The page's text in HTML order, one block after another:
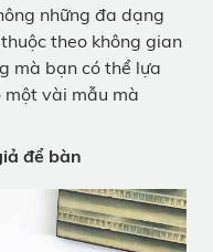
những đa dạng
theo không gian
mà bạn có thể lựa
một vài mẫu mà
để bàn